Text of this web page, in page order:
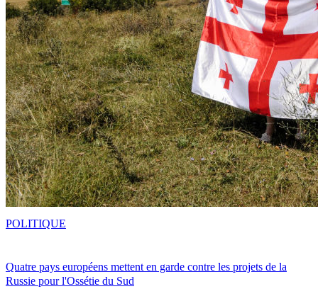
Quatre pays européens mettent en garde contre les projets de la
Russie pour l'Ossétie du Sud
POLITIQUE